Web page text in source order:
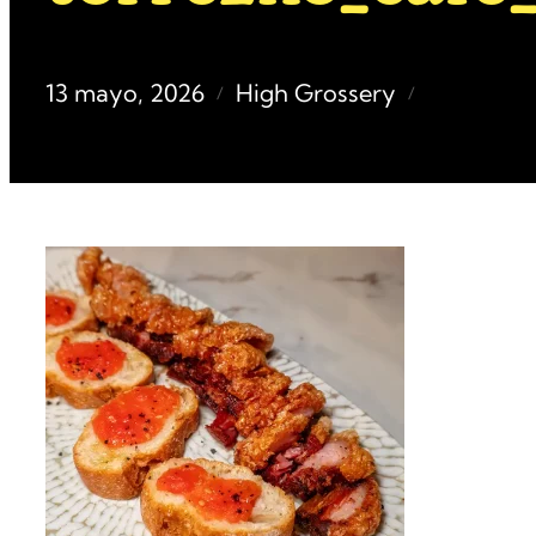
13 mayo, 2026 / High Grossery /